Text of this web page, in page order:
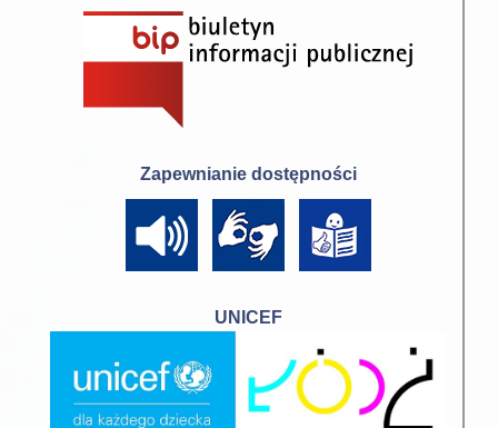
Zapewnianie dostępności
UNICEF